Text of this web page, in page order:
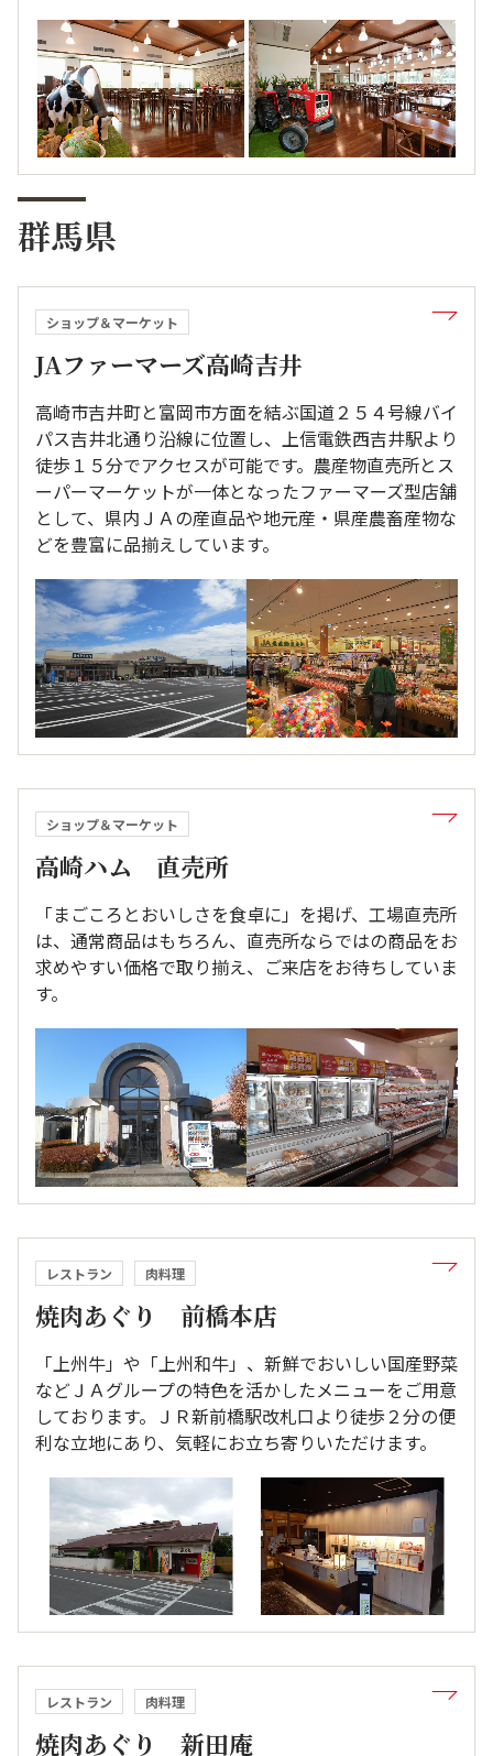
群馬県
ショップ＆マーケット
JAファーマーズ高崎吉井
高崎市吉井町と富岡市方面を結ぶ国道２５４号線バイ
パス吉井北通り沿線に位置し、上信電鉄西吉井駅より
徒歩１５分でアクセスが可能です。農産物直売所とス
ーパーマーケットが一体となったファーマーズ型店舗
として、県内ＪＡの産直品や地元産・県産農畜産物な
どを豊富に品揃えしています。
ショップ＆マーケット
高崎ハム 直売所
「まごころとおいしさを食卓に」を掲げ、工場直売所
は、通常商品はもちろん、直売所ならではの商品をお
求めやすい価格で取り揃え、ご来店をお待ちしていま
す。
レストラン 肉料理
焼肉あぐり 前橋本店
「上州牛」や「上州和牛」、新鮮でおいしい国産野菜
などＪＡグループの特色を活かしたメニューをご用意
しております。ＪＲ新前橋駅改札口より徒歩２分の便
利な立地にあり、気軽にお立ち寄りいただけます。
レストラン 肉料理
焼肉あぐり 新田庵